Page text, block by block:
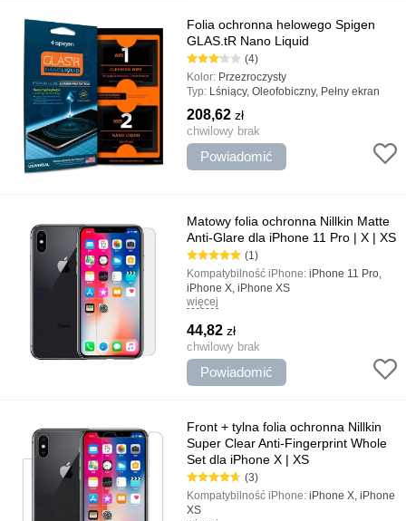
Folia ochronna helowego Spigen
GLAS.tR Nano Liquid
(4)
Kolor: Przezroczysty
Typ: Lśniący, Oleofobiczny, Pełny ekran
208,62zł
chwilowy brak
Powiadomić
Matowy folia ochronna Nillkin Matte
Anti-Glare dla iPhone 11 Pro | X | XS
(1)
Kompatybilność iPhone:iPhone 11 Pro,
iPhone X, iPhone XS
Kolor:
więcej
44,82zł
chwilowy brak
Powiadomić
Front + tylna folia ochronna Nillkin
Super Clear Anti-Fingerprint Whole
Set dla iPhone X | XS
(3)
Kompatybilność iPhone:iPhone X, iPhone
XS